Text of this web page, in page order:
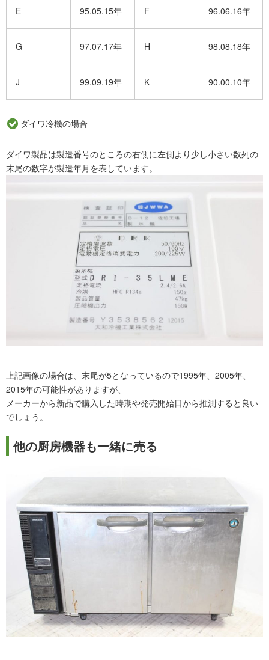
E 95.05.15年 F 96.06.16年
G 97.07.17年 H 98.08.18年
J 99.09.19年 K 90.00.10年
ダイワ冷機の場合
ダイワ製品は製造番号のところの右側に左側より少し小さい数列の
末尾の数字が製造年月を表しています。
上記画像の場合は、末尾が5となっているので1995年、2005年、
2015年の可能性がありますが、
メーカーから新品で購入した時期や発売開始日から推測すると良い
でしょう。
他の厨房機器も一緒に売る